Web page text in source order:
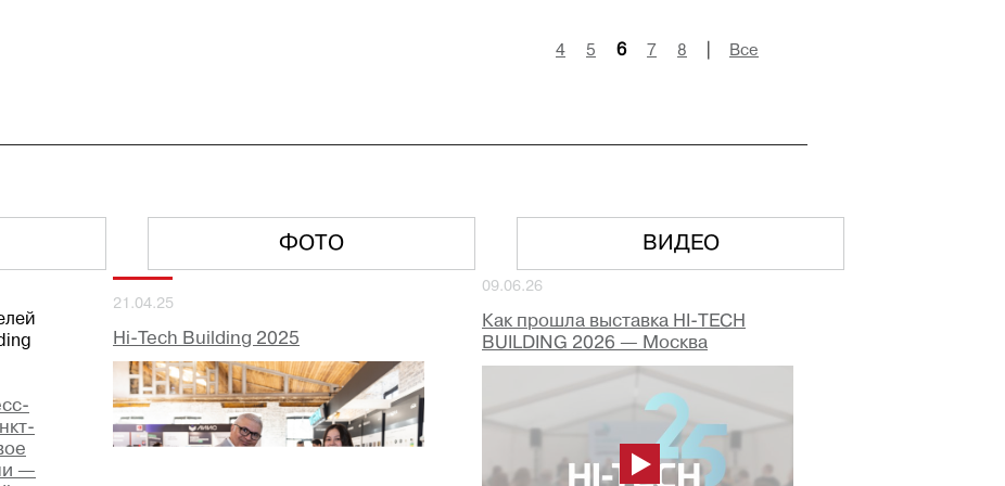
4 5 6 7 8 Все
—
ФОТО
21.04.25
Hi-Tech Building 2025
ВИДЕО
09.06.26
Как прошла выставка HI-TECH
BUILDING 2026 — Москва